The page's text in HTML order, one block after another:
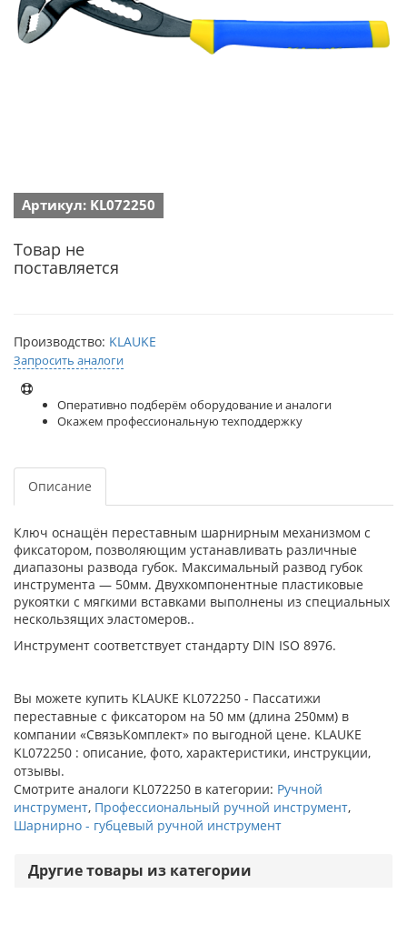
Артикул: KL072250
Товар не
поставляется
Производство: KLAUKE
Запросить аналоги
Оперативно подберём оборудование и аналоги
Окажем профессиональную техподдержку
Описание
Ключ оснащён переставным шарнирным механизмом с
фиксатором, позволяющим устанавливать различные
диапазоны развода губок. Максимальный развод губок
инструмента — 50мм. Двухкомпонентные пластиковые
рукоятки с мягкими вставками выполнены из специальных
нескользящих эластомеров..
Инструмент соответствует стандарту DIN ISO 8976.
Вы можете купить KLAUKE KL072250 - Пассатижи
переставные с фиксатором на 50 мм (длина 250мм) в
компании «СвязьКомплект» по выгодной цене. KLAUKE
KL072250 : описание, фото, характеристики, инструкции,
отзывы.
Смотрите аналоги KL072250 в категории: Ручной
инструмент, Профессиональный ручной инструмент,
Шарнирно - губцевый ручной инструмент
Другие товары из категории